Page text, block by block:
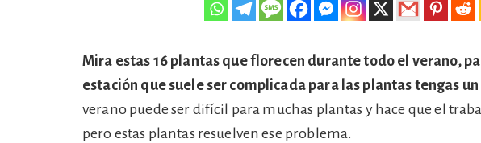
Mira estas 16 plantas que florecen durante todo el verano,
estación que suele ser complicada para las plantas tengas
verano puede ser difícil para muchas plantas y hace que el
pero estas plantas resuelven ese problema.